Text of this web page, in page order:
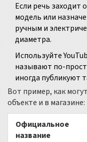
Если речь заходит
модель или
ручным и
диаметра.
Используйте
называют по-
иногда публикуют
Вот пример, как
объекте и в магазине:
Официальное
название